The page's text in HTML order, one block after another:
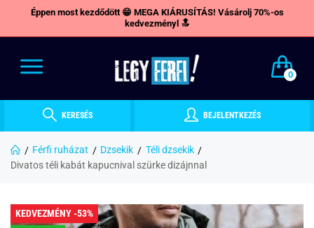
Éppen most kezdődött 😁 MEGA KIÁRUSÍTÁS! Vásárolj 70%-os
kedvezményl 🔝
0
KERESÉS BEJELENTKEZÉS
Férfi ruházat Dzsekik
Téli dzsekik
Divatos téli kabát kapucnival szürke dizájnnal
KEDVEZMÉNY -53%